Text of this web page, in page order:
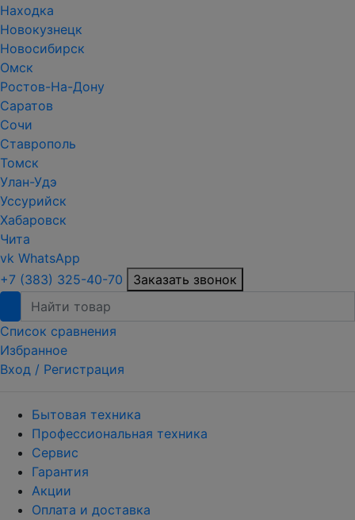
Находка
Новокузнецк
Новосибирск
Омск
Ростов-На-Дону
Саратов
Сочи
Ставрополь
Томск
Улан-Удэ
Уссурийск
Хабаровск
Чита
vk WhatsApp
+7 (383) 325-40-70
Заказать звонок
Список сравнения
Избранное
Вход / Регистрация
Бытовая техника
Профессиональная техника
Сервис
Гарантия
Акции
Оплата и доставка